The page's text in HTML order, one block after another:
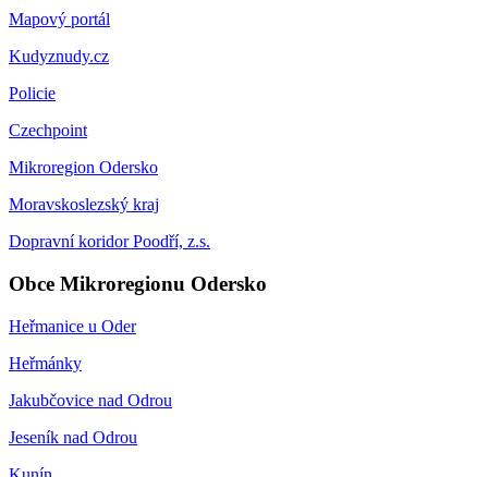
Mapový portál
Kudyznudy.cz
Policie
Czechpoint
Mikroregion Odersko
Moravskoslezský kraj
Dopravní koridor Poodří, z.s.
Obce Mikroregionu Odersko
Heřmanice u Oder
Heřmánky
Jakubčovice nad Odrou
Jeseník nad Odrou